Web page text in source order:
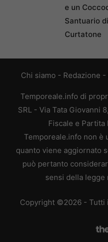
e un
Santuario
Curtatone
Chi siamo - Redazione -
Temporeale.info di
SRL - Via Tata Giovanni
Fiscale e Partita
Temporeale.info non è
quanto viene aggiornato
può pertanto
sensi della legge
Copyright ©2026 - Tutti